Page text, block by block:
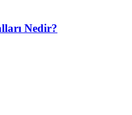
Nedir?